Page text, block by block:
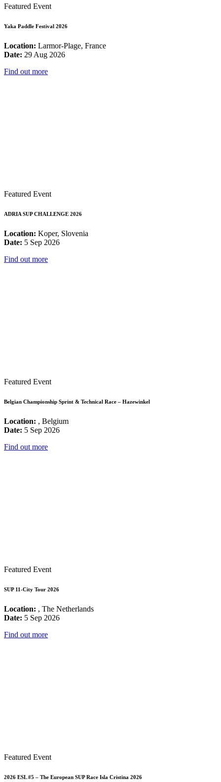
Featured Event
Yaka Paddle Festival 2026
Location: Larmor-Plage, France
Date: 29 Aug 2026
Find out more
Featured Event
ADRIA SUP CHALLENGE 2026
Location: Koper, Slovenia
Date: 5 Sep 2026
Find out more
Featured Event
Belgian Championship Sprint & Technical Race – Hazewinkel
Location: , Belgium
Date: 5 Sep 2026
Find out more
Featured Event
SUP 11-City Tour 2026
Location: , The Netherlands
Date: 5 Sep 2026
Find out more
Featured Event
2026 ESL #5 – The European SUP Race Isla Cristina 2026